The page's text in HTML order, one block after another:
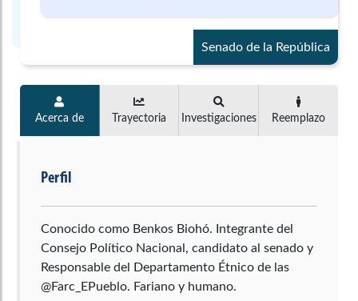
Senado de la República
Acerca de Trayectoria Investigaciones Reemplazo
Perfil
Conocido como Benkos Biohó. Integrante del
Consejo Político Nacional, candidato al senado y
Responsable del Departamento Étnico de las
@Farc_EPueblo. Fariano y humano.